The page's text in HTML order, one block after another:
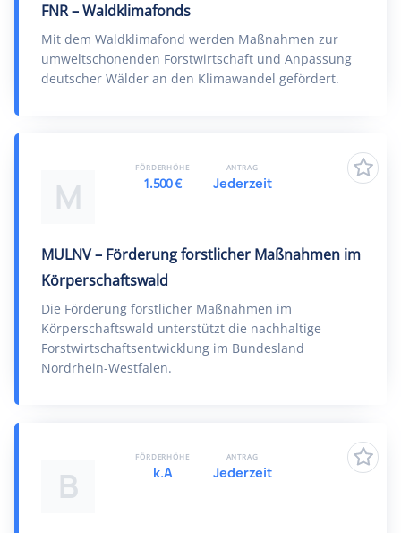
FNR – Waldklimafonds
Mit dem Waldklimafond werden Maßnahmen zur
umweltschonenden Forstwirtschaft und Anpassung
deutscher Wälder an den Klimawandel gefördert.
M
MULNV – Förderung forstlicher Maßnahmen im
Körperschaftswald
Die Förderung forstlicher Maßnahmen im
Körperschaftswald unterstützt die nachhaltige
Forstwirtschaftsentwicklung im Bundesland
Nordrhein-Westfalen.
FÖRDERHÖHE
1.500 €
ANTRAG
Jederzeit
B
FÖRDERHÖHE
k.A
ANTRAG
Jederzeit